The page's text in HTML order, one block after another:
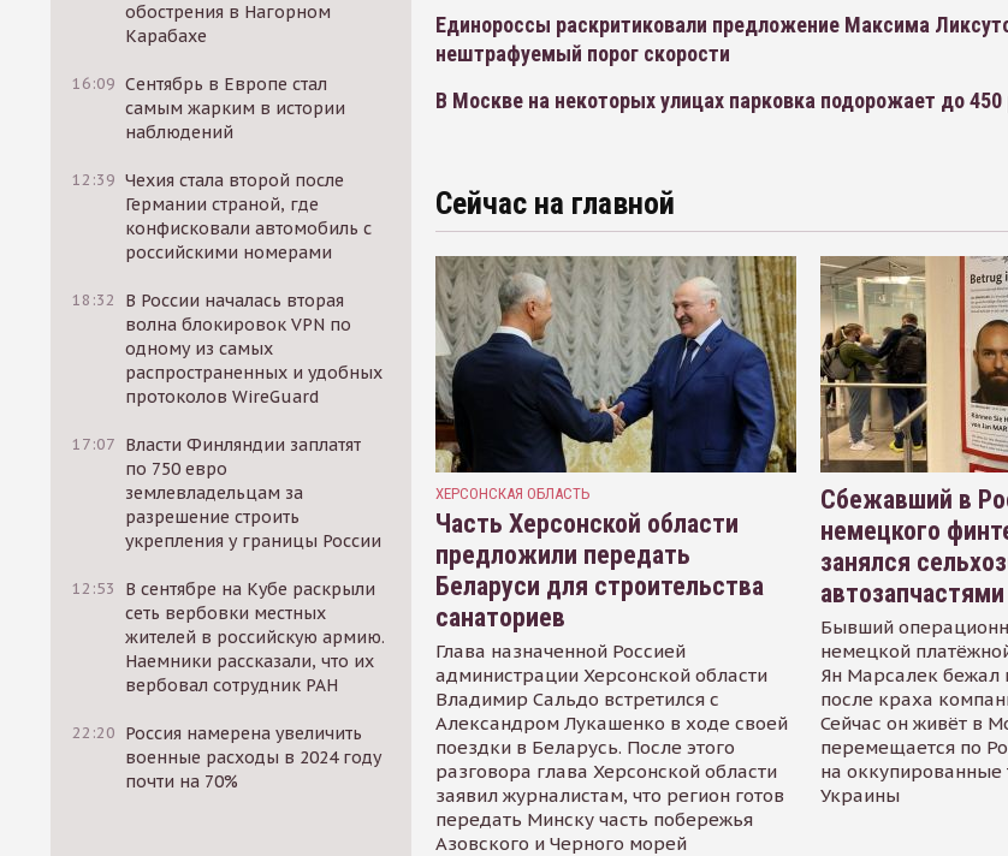
обострения в Нагорном
Карабахе
16:09 Сентябрь в Европе стал
самым жарким в истории
наблюдений
12:39 Чехия стала второй после
Германии страной, где
конфисковали автомобиль с
российскими номерами
18:32
В России началась вторая
волна блокировок VPN по
одному из самых
распространенных и удобных
протоколов WireGuard
17:07 Власти Финляндии заплатят
по 750 евро
землевладельцам за
разрешение строить
укрепления у границы России
12:53
В сентябре на Кубе раскрыли
сеть вербовки местных
жителей в российскую армию.
Наемники рассказали, что их
вербовал сотрудник РАН
22:20 Россия намерена увеличить
военные расходы в 2024 году
почти на 70%
Единороссы раскритиковали предложение Максима
нештрафуемый порог скорости
В Москве на некоторых улицах парковка подорожает до 450
Сейчас на главной
ХЕРСОНСКАЯ ОБЛАСТЬ
Часть Херсонской области
предложили передать
Беларуси для строительства
санаториев
Глава назначенной Россией
администрации Херсонской области
Владимир Сальдо встретился с
Александром Лукашенко в ходе своей
поездки в Беларусь. После этого
разговора глава Херсонской области
заявил журналистам, что регион готов
передать Минску часть побережья
Азовского и Черного морей
Сбежавший в
немецкого
занялся
автозапчастями
Бывший
немецкой
Ян Марсалек бежал
после краха
Сейчас он живёт в
перемещается по
на оккупированные
Украины